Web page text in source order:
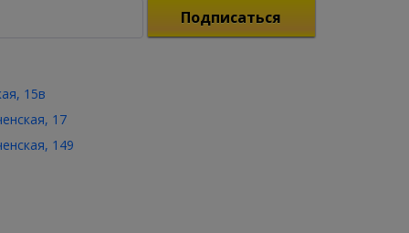
Подписаться
15в
17
149